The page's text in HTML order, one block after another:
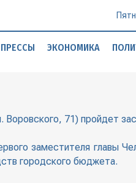
ЭКОНОМИКА
71) пройдет
заместителя
городского бюджета.